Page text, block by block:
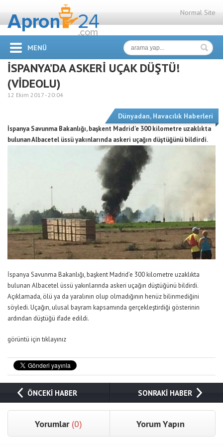
Normal Site
MENÜ
İSPANYA’DA ASKERİ UÇAK DÜŞTÜ!
(VİDEOLU)
12 Ekim 2017 -20:04
Dünyadan, Havacılık Haberleri
İspanya Savunma Bakanlığı, başkent Madrid’e 300 kilometre uzaklıkta
bulunan Albacetel üssü yakınlarında askeri uçağın düştüğünü bildirdi.
İspanya Savunma Bakanlığı, başkent Madrid’e 300 kilometre uzaklıkta
bulunan Albacetel üssü yakınlarında askeri uçağın düştüğünü bildirdi.
Açıklamada, ölü ya da yaralının olup olmadığının henüz bilinmediğini
söyledi. Uçağın, ulusal bayram kapsamında gerçekleştirdiği gösterinin
ardından düştüğü ifade edildi.
görüntü için tıklayınız
ÖNCEKİ HABER SONRAKİ HABER
Yorumlar (0) Yorum Yapın